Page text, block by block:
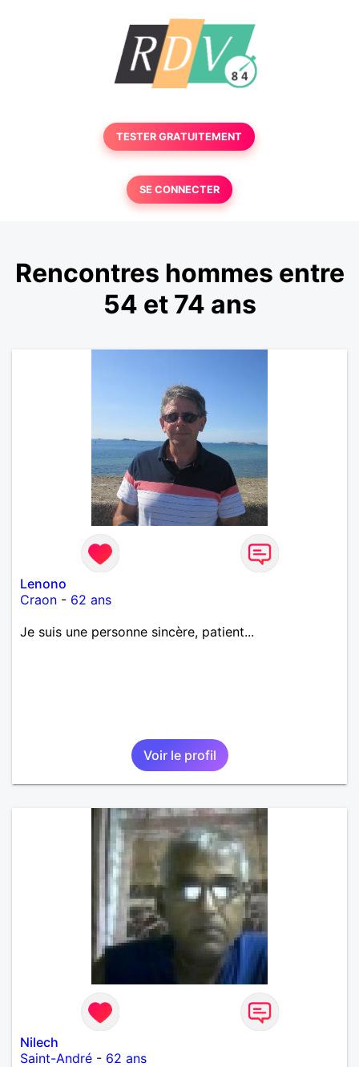
TESTER GRATUITEMENT
SE CONNECTER
Rencontres hommes entre
54 et 74 ans
Lenono
Craon - 62 ans
Je suis une personne sincère, patient...
Voir le profil
Nilech
Saint-André - 62 ans